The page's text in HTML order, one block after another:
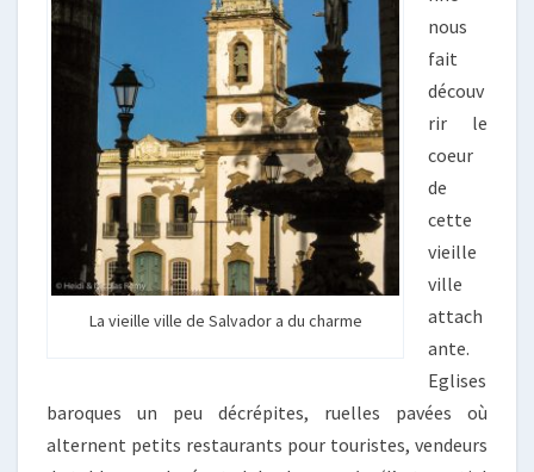
La vieille ville de Salvador a du charme
nous
fait
découv
rir le
coeur
de
cette
vieille
ville
attach
ante.
Eglises
baroques un peu décrépites, ruelles pavées où
alternent petits restaurants pour touristes, vendeurs